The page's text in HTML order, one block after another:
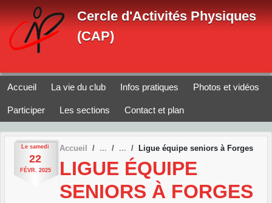
Cercle d'Activités Physiques
(CAP)
Accueil La vie du club Infos pratiques Photos et vidéos
Participer Les sections Contact et plan
Le samedi
22
FÉVR. 2025
Accueil Ligue équipe seniors à Forges
LIGUE ÉQUIPE
SENIORS À FORGES
Panneau de gestion des cookies